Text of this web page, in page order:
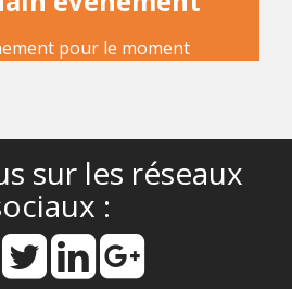
pour le moment
sur les réseaux
: